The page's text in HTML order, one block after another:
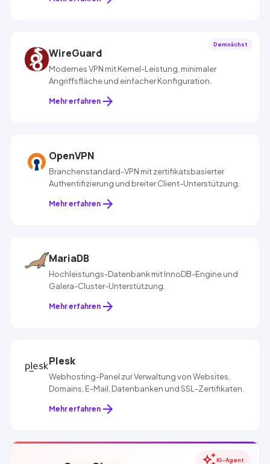
Demnächst
WireGuard
Modernes VPN mit Kernel-Leistung, minimaler
Angriffsfläche und einfacher Konfiguration.
Mehr erfahren arrow_forward
OpenVPN
Branchenstandard-VPN mit zertifikatsbasierter
Authentifizierung und breiter Client-Unterstützung.
Mehr erfahren arrow_forward
MariaDB
Hochleistungs-Datenbank mit InnoDB-Engine und
Galera-Cluster-Unterstützung.
Mehr erfahren arrow_forward
Plesk
Webhosting-Panel zur Verwaltung von Websites,
Domains, E-Mail, Datenbanken undSSL -Zertifikaten.
Mehr erfahren arrow_forward
auto_awesomeKI-Agent